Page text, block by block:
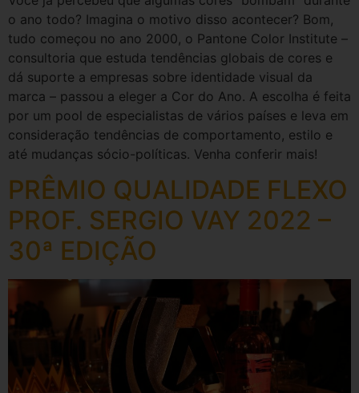
o ano todo? Imagina o motivo disso acontecer? Bom,
tudo começou no ano 2000, o Pantone Color Institute –
consultoria que estuda tendências globais de cores e
dá suporte a empresas sobre identidade visual da
marca – passou a eleger a Cor do Ano. A escolha é feita
por um pool de especialistas de vários países e leva em
consideração tendências de comportamento, estilo e
até mudanças sócio-políticas. Venha conferir mais!
PRÊMIO QUALIDADE FLEXO
PROF. SERGIO VAY 2022 –
30ª EDIÇÃO